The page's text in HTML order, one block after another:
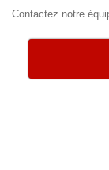
Contactez notre